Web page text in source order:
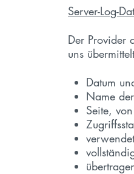
Server-Log-
Der Provider
uns
Datum
Name
Seite,